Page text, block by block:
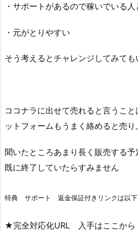
・サポートがあるので稼いでいる
・元がとりやすい
そう考えるとチャレンジしてみても
ココナラに出せて売れると言うこ
ットフォームもうまく絡めると売り
聞いたところあまり長く販売する
既に終了していたらすみません
特典 サポート 返金保証付きリンクは以下
★完全対応化URL 入手はここから